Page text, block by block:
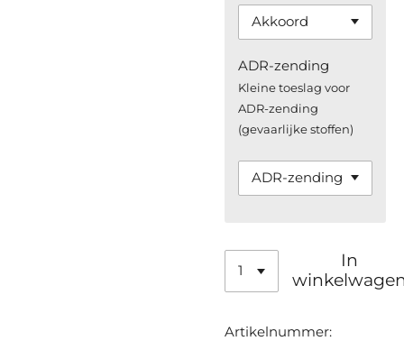
ADR-zending
Kleine toeslag voor
ADR-zending
(gevaarlijke stoffen)
In
Artikelnummer: